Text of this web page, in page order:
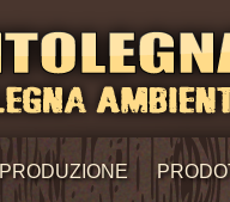
PRODUZIONE